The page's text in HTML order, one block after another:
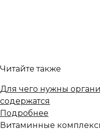
Читайте также
Для чего нужны
содержатся
Подробнее
Витаминные